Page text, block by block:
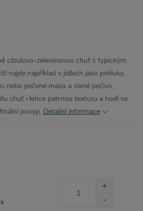
cibulovo-zeleninovou chuť s typickým
najde například v jídlech jako polévky,
nebo pečené maso a slané pečivo.
chuť i lehce patrnou texturu a hodí se
posyp. Detailní informace